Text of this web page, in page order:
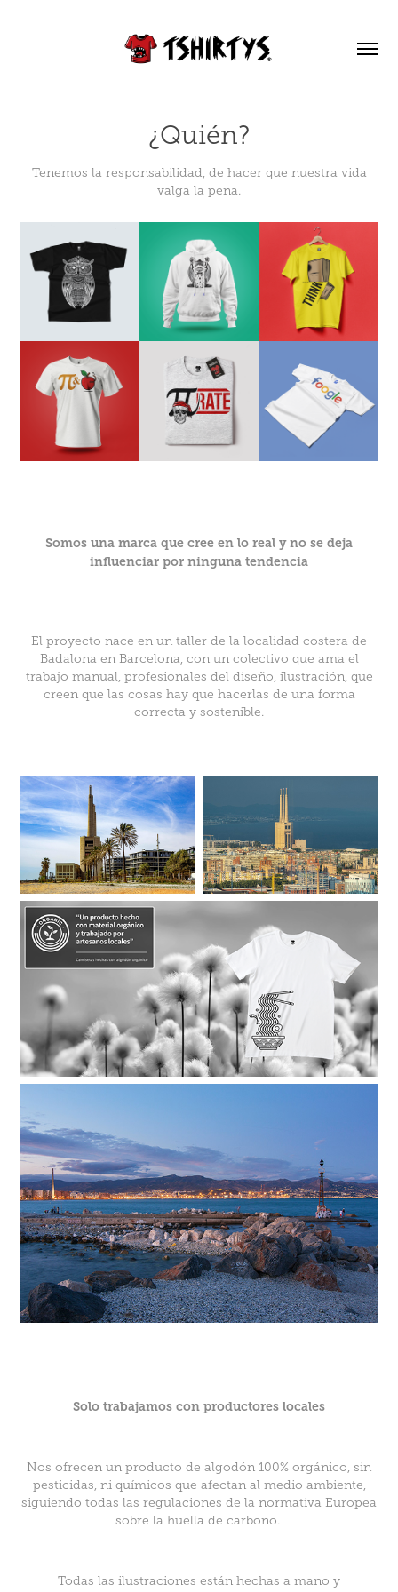
¿Quién?
Tenemos la responsabilidad, de hacer que nuestra vida
valga la pena.
Somos una marca que cree en lo real y no se deja
influenciar por ninguna tendencia
El proyecto nace en un taller de la localidad costera de
Badalona en Barcelona, con un colectivo que ama el
trabajo manual, profesionales del diseño, ilustración, que
creen que las cosas hay que hacerlas de una forma
correcta y sostenible.
Solo trabajamos con productores locales
Nos ofrecen un producto de algodón 100% orgánico, sin
pesticidas, ni químicos que afectan al medio ambiente,
siguiendo todas las regulaciones de la normativa Europea
sobre la huella de carbono.
Todas las ilustraciones están hechas a mano y